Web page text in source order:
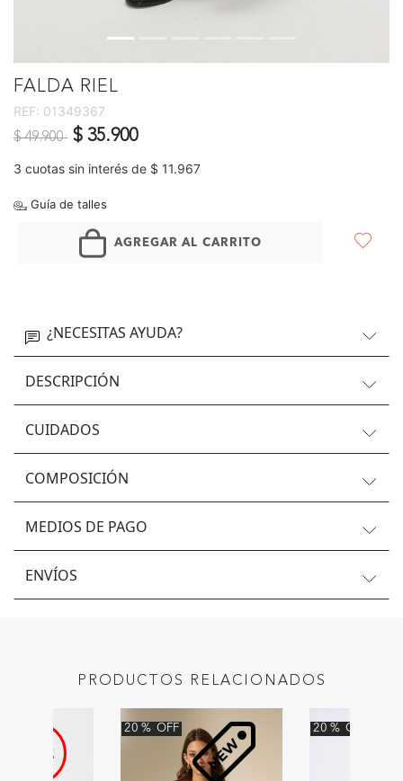
FALDA RIEL
REF: 01349367
Precio reducido de
$ 49.900 a$ 35.900
3 cuotas sin interés de $ 11.967
Guía de talles
AGREGAR AL CARRITO
¿NECESITAS AYUDA?
DESCRIPCIÓN
CUIDADOS
COMPOSICIÓN
MEDIOS DE PAGO
ENVÍOS
PRODUCTOS RELACIONADOS
20% OFF 20% OFF